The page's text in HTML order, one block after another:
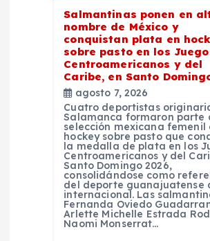
Salmantinas ponen en
nombre de México y
conquistan plata en
sobre pasto en los
Centroamericanos y del
Caribe, en Santo
agosto 7, 2026
Cuatro deportistas
Salamanca formaron parte
selección mexicana femenil
hockey sobre pasto que
la medalla de plata en los
Centroamericanos y del
Santo Domingo 2026,
consolidándose como
del deporte guanajuatense
internacional. Las
Fernanda Oviedo
Arlette Michelle Estrada
Naomi Monserrat…